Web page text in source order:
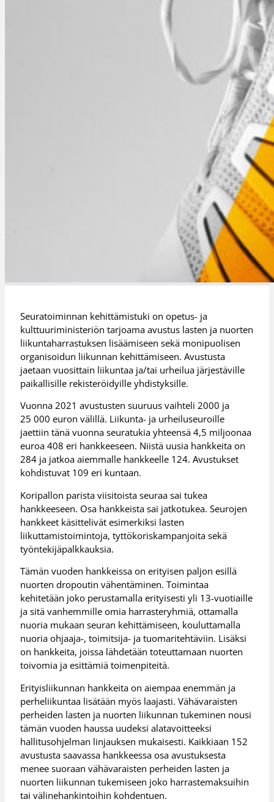
Seuratoiminnan kehittämistuki on opetus- ja
kulttuuriministeriön tarjoama avustus lasten ja nuorten
liikuntaharrastuksen lisäämiseen sekä monipuolisen
organisoidun liikunnan kehittämiseen. Avustusta
jaetaan vuosittain liikuntaa ja/tai urheilua järjestäville
paikallisille rekisteröidyille yhdistyksille.
Vuonna 2021 avustusten suuruus vaihteli 2000 ja
25 000 euron välillä. Liikunta- ja urheiluseuroille
jaettiin tänä vuonna seuratukia yhteensä 4,5 miljoonaa
euroa 408 eri hankkeeseen. Niistä uusia hankkeita on
284 ja jatkoa aiemmalle hankkeelle 124. Avustukset
kohdistuvat 109 eri kuntaan.
Koripallon parista viisitoista seuraa sai tukea
hankkeeseen. Osa hankkeista sai jatkotukea. Seurojen
hankkeet käsittelivät esimerkiksi lasten
liikuttamistoimintoja, tyttökoriskampanjoita sekä
työntekijäpalkkauksia.
Tämän vuoden hankkeissa on erityisen paljon esillä
nuorten dropoutin vähentäminen. Toimintaa
kehitetään joko perustamalla erityisesti yli 13-vuotiaille
ja sitä vanhemmille omia harrasteryhmiä, ottamalla
nuoria mukaan seuran kehittämiseen, kouluttamalla
nuoria ohjaaja-, toimitsija- ja tuomaritehtäviin. Lisäksi
on hankkeita, joissa lähdetään toteuttamaan nuorten
toivomia ja esittämiä toimenpiteitä.
Erityisliikunnan hankkeita on aiempaa enemmän ja
perheliikuntaa lisätään myös laajasti. Vähävaraisten
perheiden lasten ja nuorten liikunnan tukeminen nousi
tämän vuoden haussa uudeksi alatavoitteeksi
hallitusohjelman linjauksen mukaisesti. Kaikkiaan 152
avustusta saavassa hankkeessa osa avustuksesta
menee suoraan vähävaraisten perheiden lasten ja
nuorten liikunnan tukemiseen joko harrastemaksuihin
tai välinehankintoihin kohdentuen.